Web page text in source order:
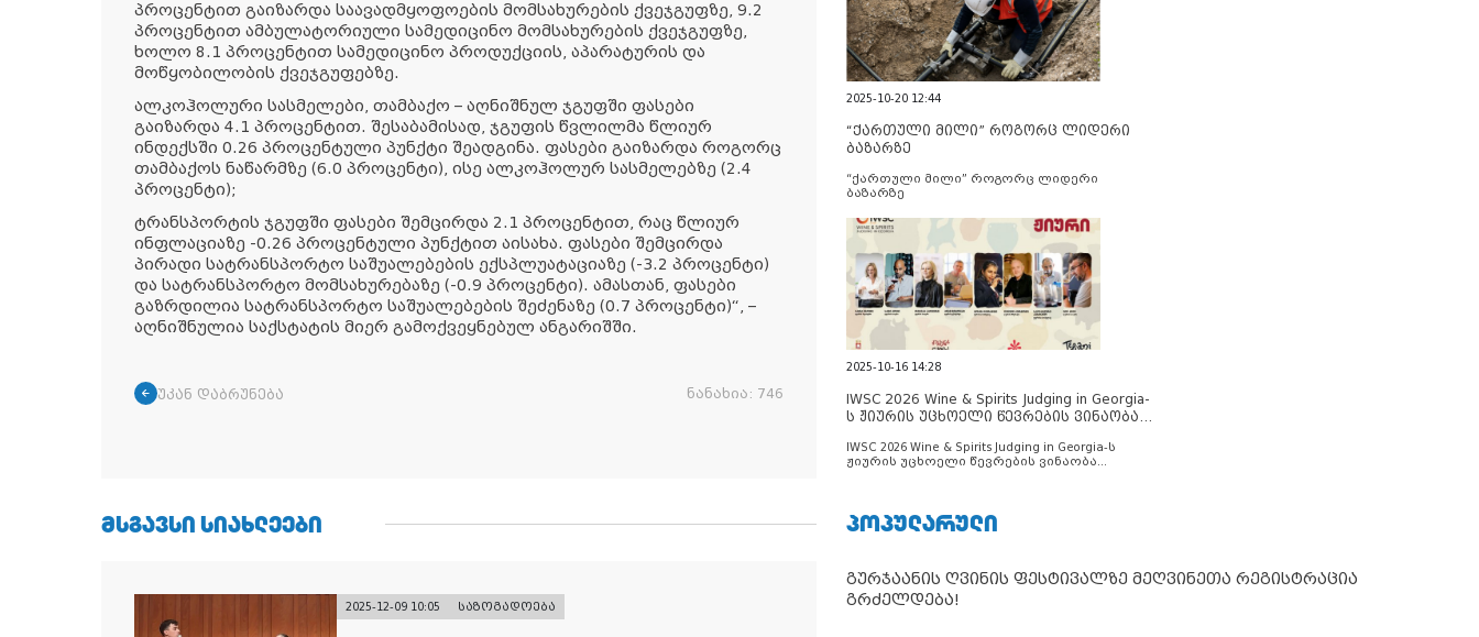
პროცენტით გაიზარდა საავადმყოფოების მომსახურების ქვეჯგუფზე, 9.2
პროცენტით ამბულატორიული სამედიცინო მომსახურების ქვეჯგუფზე,
ხოლო 8.1 პროცენტით სამედიცინო პროდუქციის, აპარატურის და
მოწყობილობის ქვეჯგუფებზე.
ალკოჰოლური სასმელები, თამბაქო – აღნიშნულ ჯგუფში ფასები
გაიზარდა 4.1 პროცენტით. შესაბამისად, ჯგუფის წვლილმა წლიურ
ინდექსში 0.26 პროცენტული პუნქტი შეადგინა. ფასები გაიზარდა როგორც
თამბაქოს ნაწარმზე (6.0 პროცენტი), ისე ალკოჰოლურ სასმელებზე (2.4
პროცენტი);
ტრანსპორტის ჯგუფში ფასები შემცირდა 2.1 პროცენტით, რაც წლიურ
ინფლაციაზე -0.26 პროცენტული პუნქტით აისახა. ფასები შემცირდა
პირადი სატრანსპორტო საშუალებების ექსპლუატაციაზე (-3.2 პროცენტი)
და სატრანსპორტო მომსახურებაზე (-0.9 პროცენტი). ამასთან, ფასები
გაზრდილია სატრანსპორტო საშუალებების შეძენაზე (0.7 პროცენტი)“, –
აღნიშნულია საქსტატის მიერ გამოქვეყნებულ ანგარიშში.
უკან დაბრუნება ნანახია: 746
ᲛᲡᲒᲐᲕᲡᲘ ᲡᲘᲐᲮᲚᲔᲔᲑᲘ
2025-12-09 10:05 საზოგადოება
2025-10-20 12:44
“ქართული მილი” როგორც ლიდერი
ბაზარზე
“ქართული მილი” როგორც ლიდერი
ბაზარზე
2025-10-16 14:28
IWSC 2026 Wine & Spirits Judging in Georgia-
ს ჟიურის უცხოელი წევრების ვინაობა
IWSC 2026 Wine & Spirits Judging in Georgia-ს
ჟიურის უცხოელი წევრების ვინაობა
ᲞᲝᲞᲣᲚᲐᲠᲣᲚᲘ
გურჯაანის ღვინის ფესტივალზე მეღვინეთა რეგისტრაცია
გრძელდება!